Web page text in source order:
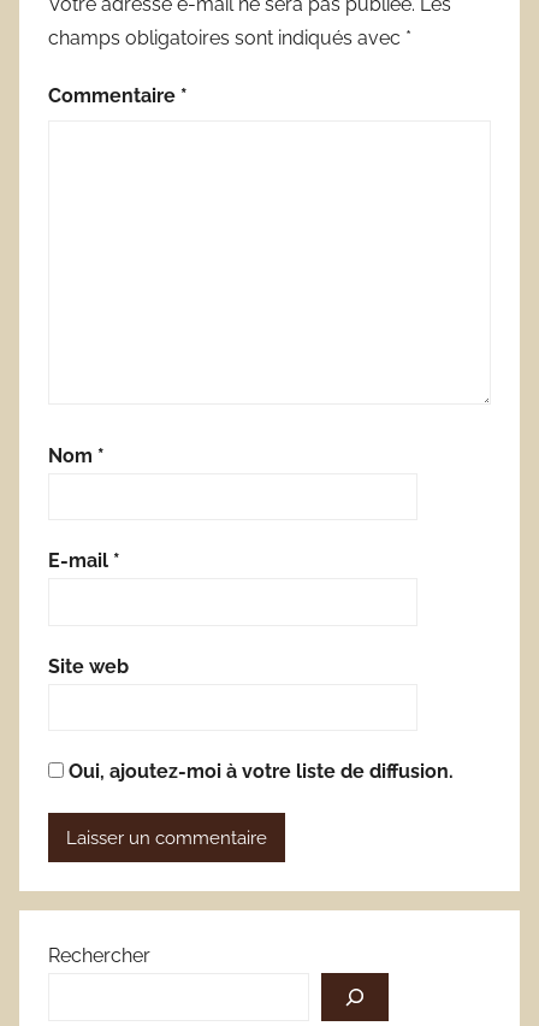
champs obligatoires sont indiqués avec *
Commentaire *
Nom *
E-mail *
Site web
Oui, ajoutez-moi à votre liste de diffusion.
Rechercher